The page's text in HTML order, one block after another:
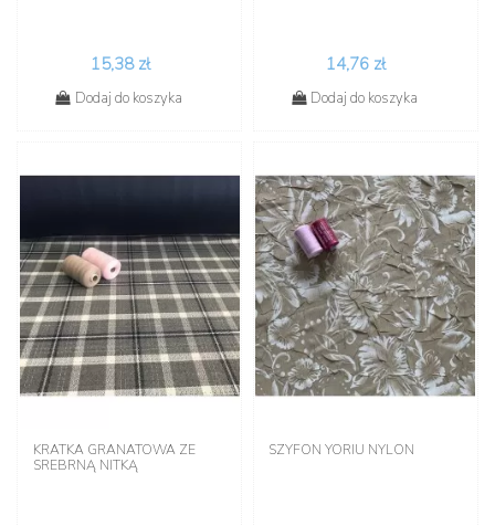
15,38 zł
Dodaj do koszyka
14,76 zł
Dodaj do koszyka
KRATKA GRANATOWA ZE
SREBRNĄ NITKĄ
SZYFON YORIU NYLON